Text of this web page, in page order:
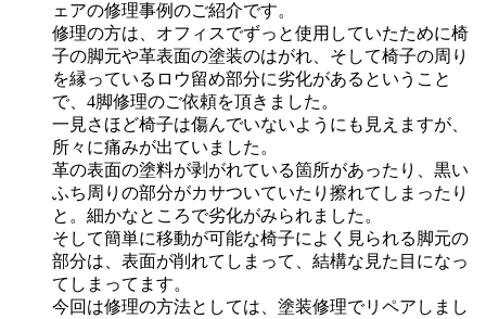
ェアの修理事例のご紹介です。
修理の方は、オフィスでずっと使用していたために椅
子の脚元や革表面の塗装のはがれ、そして椅子の周り
を縁っているロウ留め部分に劣化があるということ
で、4脚修理のご依頼を頂きました。
一見さほど椅子は傷んでいないようにも見えますが、
所々に痛みが出ていました。
革の表面の塗料が剥がれている箇所があったり、黒い
ふち周りの部分がカサついていたり擦れてしまったり
と。細かなところで劣化がみられました。
そして簡単に移動が可能な椅子によく見られる脚元の
部分は、表面が削れてしまって、結構な見た目になっ
てしまってます。
今回は修理の方法としては、塗装修理でリペアしまし